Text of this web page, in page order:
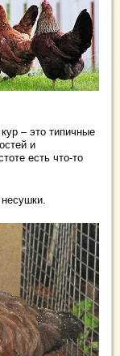
– это типичные
и
есть что-то